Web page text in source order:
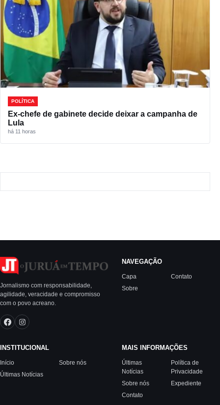
POLÍTICA
Ex-chefe de gabinete decide deixar a campanha de
Lula
há 11 horas
Jornalismo com responsabilidade,
agilidade, veracidade e compromisso
com o povo acreano.
NAVEGAÇÃO
Capa
Sobre
Contato
INSTITUCIONAL
Início
Últimas Notícias
Sobre nós
MAIS INFORMAÇÕES
Últimas
Notícias
Sobre nós
Contato
Política de
Privacidade
Expediente